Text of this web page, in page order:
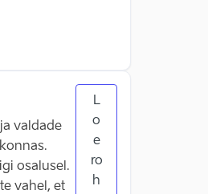
valdade
osalusel.
vahel, et
L
o
e
ro
h